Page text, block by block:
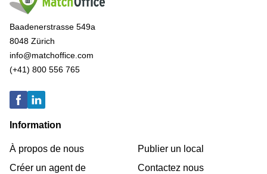
Baadenerstrasse 549a
8048 Zürich
info@matchoffice.com
(+41) 800 556 765
Information
À propos de nous
Créer un agent de
Publier un local
Contactez nous